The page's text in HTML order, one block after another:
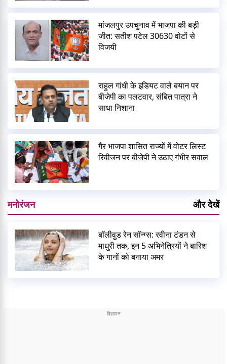
मांजलपुर उपचुनाव में भाजपा की बड़ी
जीत: सतीश पटेल 30630 वोटों से
विजयी
राहुल गांधी के इडियट वाले बयान पर
बीजेपी का पलटवार, संबित पात्रा ने
साधा निशाना
गैर भाजपा शासित राज्यों में वोटर लिस्ट
रिवीजन पर बीजेपी ने उठाए गंभीर सवाल
मनोरंजन और देखें
बॉलीवुड रेन सॉन्ग्स: रवीना टंडन से
माधुरी तक, इन 5 अभिनेत्रियों ने बारिश
के गानों को बनाया अमर